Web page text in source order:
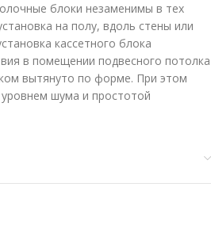
блоки незаменимы в тех
на полу, вдоль стены или
кассетного блока
в помещении подвесного потолка
вытянуто по форме. При этом
шума и простотой